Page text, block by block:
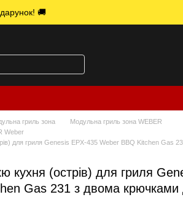
🚚
гриль зона
Модульна гриль зона WEBER
Weber
для гриля Genesis EPX-435 Weber BBQ Kitchen Gas
кухня (острів) для гриля
Gas 231 з двома крючками